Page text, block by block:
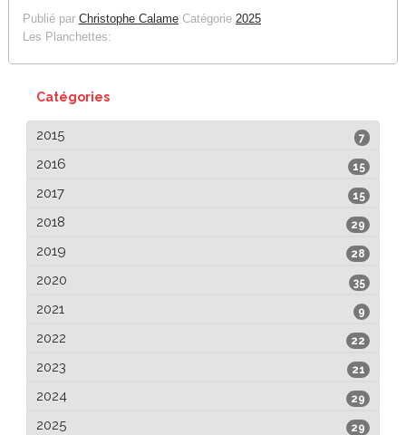
Publié par Christophe CalameCatégorie 2025
Les Planchettes:
Catégories
7
2015
15
2016
15
2017
29
2018
28
2019
35
2020
9
2021
22
2022
21
2023
29
2024
29
2025